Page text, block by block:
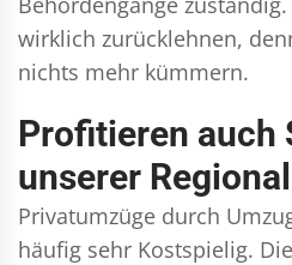
wirklich zurücklehnen,
nichts mehr kümmern.
Profitieren auch
unserer
Privatumzüge durch
häufig sehr Kostspielig.